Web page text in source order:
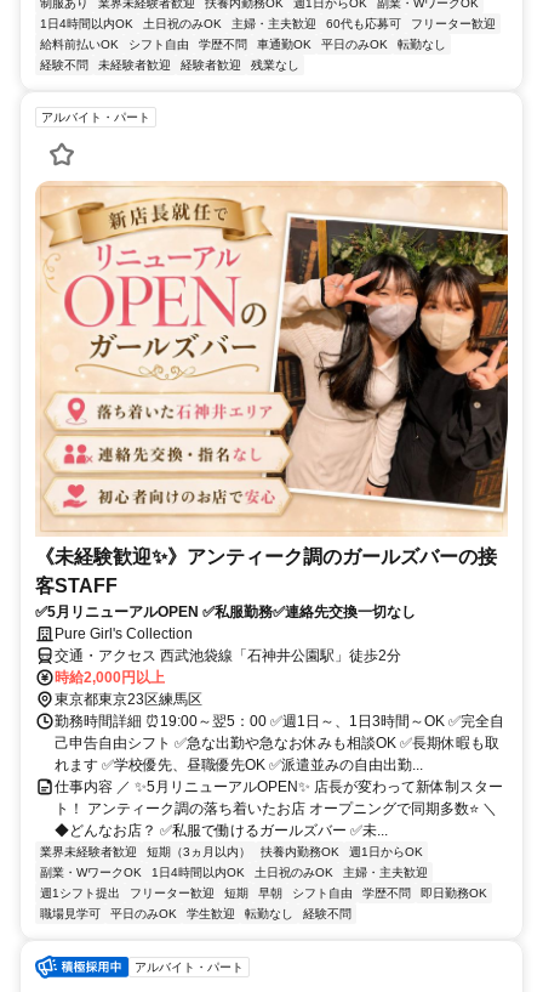
制服あり 業界未経験者歓迎 扶養内勤務OK 週1日からOK
副業・WワークOK
1日4時間以内OK
土日祝のみOK 主婦・主夫歓迎 60代も応募可
フリーター歓迎
給料前払いOK
シフト自由 学歴不問 車通勤OK 平日のみOK
転勤なし
経験不問
未経験者歓迎 経験者歓迎 残業なし
アルバイト・パート
《未経験歓迎✨》アンティーク調のガールズバーの接
客STAFF
✅5月リニューアルOPEN ✅私服勤務✅連絡先交換一切なし
Pure Girl's Collection
交通・アクセス 西武池袋線「石神井公園駅」徒歩2分
時給2,000円以上
東京都東京23区練馬区
勤務時間詳細 ⏰19:00～翌5：00 ✅週1日～、1日3時間～OK ✅完全自
己申告自由シフト ✅急な出勤や急なお休みも相談OK ✅長期休暇も取
れます ✅学校優先、昼職優先OK ✅派遣並みの自由出勤...
仕事内容 ／ ✨5月リニューアルOPEN✨ 店長が変わって新体制スター
ト！ アンティーク調の落ち着いたお店 オープニングで同期多数⭐ ＼
◆どんなお店？ ✅私服で働けるガールズバー ✅未...
業界未経験者歓迎 短期（3ヵ月以内） 扶養内勤務OK
週1日からOK
副業・WワークOK
1日4時間以内OK 土日祝のみOK
主婦・主夫歓迎
週1シフト提出
フリーター歓迎 短期 早朝 シフト自由 学歴不問
即日勤務OK
職場見学可
平日のみOK 学生歓迎 転勤なし 経験不問
アルバイト・パート